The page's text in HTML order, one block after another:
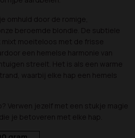
omhuld door de romige,
beroemde blondie. De subtiele
moeiteloos met de frisse
een hemelse harmonie van
streelt. Het is als een warme
waarbij elke hap een hemels
Verwen jezelf met een stukje magie
je betoveren met elke hap.